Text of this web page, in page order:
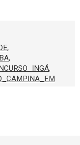
,
,
,